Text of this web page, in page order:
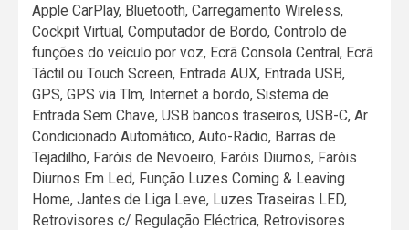
Apple CarPlay, Bluetooth, Carregamento Wireless,
Cockpit Virtual, Computador de Bordo, Controlo de
funções do veículo por voz, Ecrã Consola Central, Ecrã
Táctil ou Touch Screen, Entrada AUX, Entrada USB,
GPS, GPS via Tlm, Internet a bordo, Sistema de
Entrada Sem Chave, USB bancos traseiros, USB-C, Ar
Condicionado Automático, Auto-Rádio, Barras de
Tejadilho, Faróis de Nevoeiro, Faróis Diurnos, Faróis
Diurnos Em Led, Função Luzes Coming & Leaving
Home, Jantes de Liga Leve, Luzes Traseiras LED,
Retrovisores c/ Regulação Eléctrica, Retrovisores